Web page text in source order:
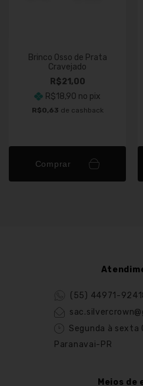
Brinco Osso de Prata
Cravejado
R$21,00
R$18,90 no pix
R$0,63 de cashback
Comprar
(55) 44971-
Segunda à sexta
Paranavai-PR
Meios de